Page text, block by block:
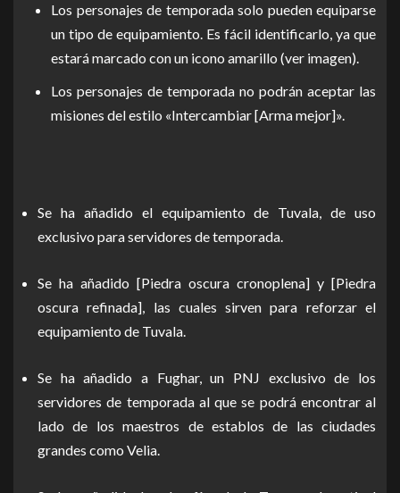
Los personajes de temporada solo pueden equiparse
un tipo de equipamiento. Es fácil identificarlo, ya que
estará marcado con un icono amarillo (ver imagen).
Los personajes de temporada no podrán aceptar las
misiones del estilo «Intercambiar [Arma mejor]».
Se ha añadido el equipamiento de Tuvala, de uso
exclusivo para servidores de temporada.
Se ha añadido [Piedra oscura cronoplena] y [Piedra
oscura refinada], las cuales sirven para reforzar el
equipamiento de Tuvala.
Se ha añadido a Fughar, un PNJ exclusivo de los
servidores de temporada al que se podrá encontrar al
lado de los maestros de establos de las ciudades
grandes como Velia.